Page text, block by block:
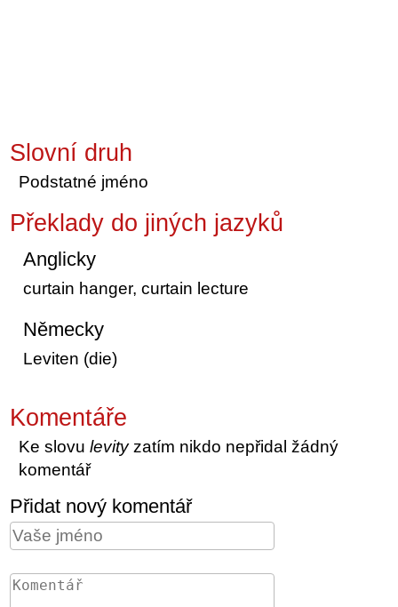
Slovní druh
Podstatné jméno
Překlady do jiných jazyků
Anglicky
curtain hanger, curtain lecture
Německy
Leviten (die)
Komentáře
Ke slovulevityzatím nikdo nepřidal žádný
komentář
Přidat nový komentář